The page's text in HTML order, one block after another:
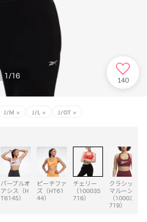
1/16 140
J/M × J/L × J/OT ×
パープルオ
アシス（H
T6145）
ピーチファ
ズ（HT61
44）
チェリー
（100035
716）
クラシック
マルーン
（100035
719）